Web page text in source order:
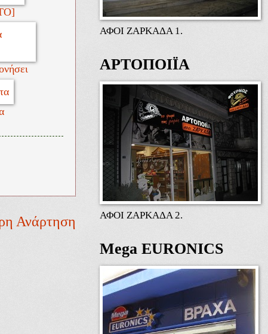
Ανάρτηση
ΑΦΟΙ ΖΑΡΚΑΔΑ 1.
ΑΡΤΟΠΟΙΪΑ
ΑΦΟΙ ΖΑΡΚΑΔΑ 2.
Mega EURONICS